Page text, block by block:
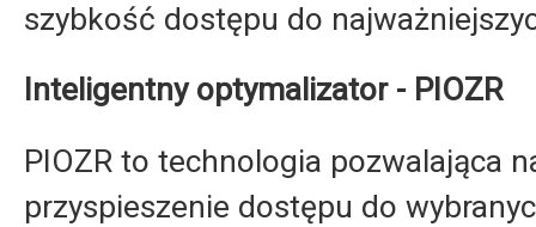
szybkość dostępu do
Inteligentny optymalizator - PIOZR
PIOZR to technologia pozwalająca
przyspieszenie dostępu do